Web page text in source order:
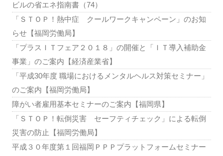
ビルの省エネ指南書（74）
「ＳＴＯＰ！熱中症 クールワークキャンペーン」のお知
らせ【福岡労働局】
「プラスＩＴフェア２０１８」の開催と「ＩＴ導入補助金
事業」のご案内【経済産業省】
「平成30年度 職場におけるメンタルヘルス対策セミナー」
のご案内【福岡労働局】
障がい者雇用基本セミナーのご案内【福岡県】
「ＳＴＯＰ！転倒災害 セーフティチェック」による転倒
災害の防止【福岡労働局】
平成３０年度第１回福岡ＰＰＰプラットフォームセミナー